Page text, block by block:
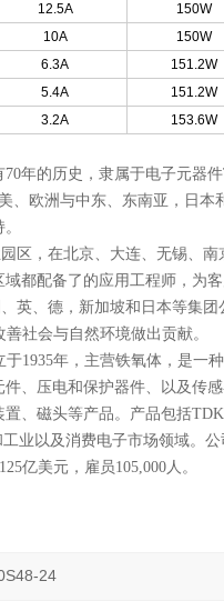
12.5A
150W
10A
150W
6.3A
151.2W
5.4A
151.2W
3.2A 153.6W
年的历史，隶属于电子元器
欧洲与中东、东南亚，日本
区，在北京、大连、无锡、
都配备了的应用工程师，为
英、德，新加坡和日本等集
社会与自然环境做出贡献。
1935年，主营铁氧体，是一
、压电和保护器件、以及传
磁头等产品。产品包括TDK
业以及消费电子市场领域。
亿美元，雇员105,000人。